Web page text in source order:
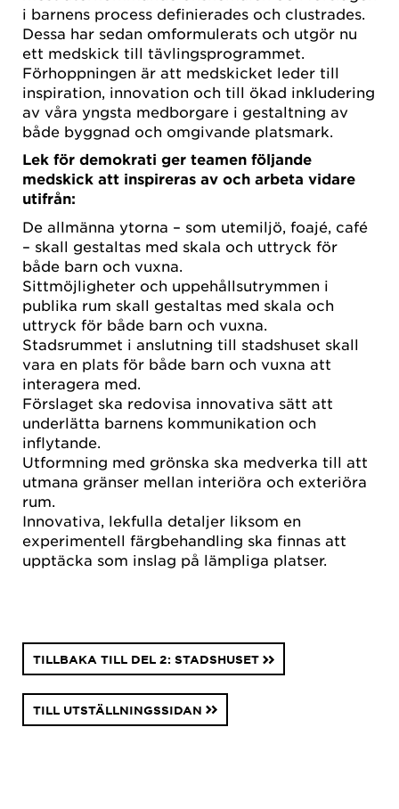
i barnens process definierades och clustrades.
Dessa har sedan omformulerats och utgör nu
ett medskick till tävlingsprogrammet.
Förhoppningen är att medskicket leder till
inspiration, innovation och till ökad inkludering
av våra yngsta medborgare i gestaltning av
både byggnad och omgivande platsmark.
Lek för demokrati ger teamen följande
medskick att inspireras av och arbeta vidare
utifrån:
De allmänna ytorna – som utemiljö, foajé, café
– skall gestaltas med skala och uttryck för
både barn och vuxna.
Sittmöjligheter och uppehållsutrymmen i
publika rum skall gestaltas med skala och
uttryck för både barn och vuxna.
Stadsrummet i anslutning till stadshuset skall
vara en plats för både barn och vuxna att
interagera med.
Förslaget ska redovisa innovativa sätt att
underlätta barnens kommunikation och
inflytande.
Utformning med grönska ska medverka till att
utmana gränser mellan interiöra och exteriöra
rum.
Innovativa, lekfulla detaljer liksom en
experimentell färgbehandling ska finnas att
upptäcka som inslag på lämpliga platser.
TILLBAKA TILL DEL 2: STADSHUSET
TILL UTSTÄLLNINGSSIDAN